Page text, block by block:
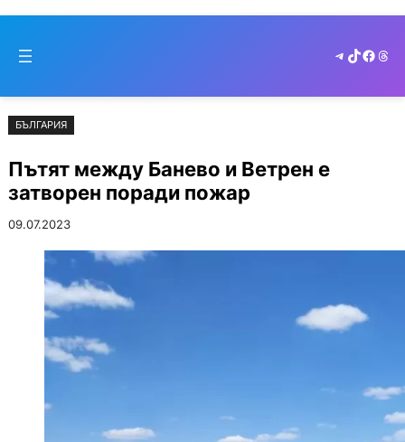
съдържанието
to
Telegram
TikTok
БЪЛГАРИЯ
Пътят между Банево и Ветрен е
затворен поради пожар
09.07.2023